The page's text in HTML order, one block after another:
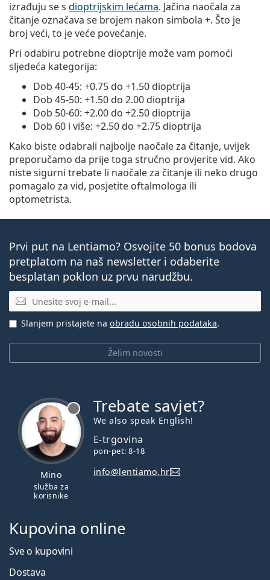
izrađuju se s dioptrijskim lećama. Jačina naočala za
čitanje označava se brojem nakon simbola +. Što je
broj veći, to je veće povećanje.
Pri odabiru potrebne dioptrije može vam pomoći
sljedeća kategorija:
Dob 40-45: +0.75 do +1.50 dioptrija
Dob 45-50: +1.50 do 2.00 dioptrija
Dob 50-60: +2.00 do +2.50 dioptrija
Dob 60 i više: +2.50 do +2.75 dioptrija
Kako biste odabrali najbolje naočale za čitanje, uvijek
preporučamo da prije toga stručno provjerite vid. Ako
niste sigurni trebate li naočale za čitanje ili neko drugo
pomagalo za vid, posjetite oftalmologa ili
optometrista.
Prvi put na Lentiamo? Osvojite 50 bonus bodova
pretplatom na naš newsletter i odaberite
besplatan poklon uz prvu narudžbu.
E-mail
Želim novosti
Slanjem pristajete na obradu osobnih podataka.
Mino
služba za
korisnike
Trebate savjet?
We also speak English!
E-trgovina
pon-pet: 8-18
info@lentiamo.hr
Kupovina online
Sve o kupovini
Dostava